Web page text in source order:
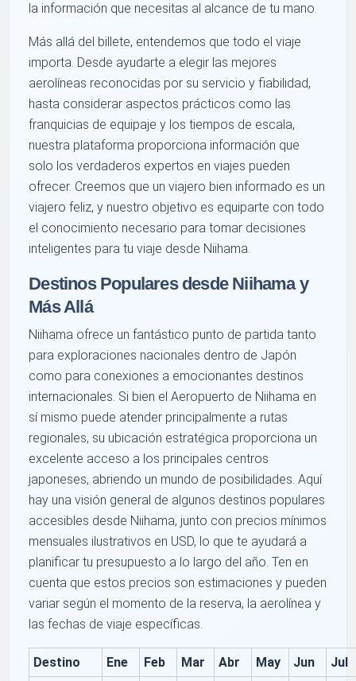
la información que necesitas al alcance de tu mano.
Más allá del billete, entendemos que todo el viaje
importa. Desde ayudarte a elegir las mejores
aerolíneas reconocidas por su servicio y fiabilidad,
hasta considerar aspectos prácticos como las
franquicias de equipaje y los tiempos de escala,
nuestra plataforma proporciona información que
solo los verdaderos expertos en viajes pueden
ofrecer. Creemos que un viajero bien informado es un
viajero feliz, y nuestro objetivo es equiparte con todo
el conocimiento necesario para tomar decisiones
inteligentes para tu viaje desde Niihama.
Destinos Populares desde Niihama y
Más Allá
Niihama ofrece un fantástico punto de partida tanto
para exploraciones nacionales dentro de Japón
como para conexiones a emocionantes destinos
internacionales. Si bien el Aeropuerto de Niihama en
sí mismo puede atender principalmente a rutas
regionales, su ubicación estratégica proporciona un
excelente acceso a los principales centros
japoneses, abriendo un mundo de posibilidades. Aquí
hay una visión general de algunos destinos populares
accesibles desde Niihama, junto con precios mínimos
mensuales ilustrativos en USD, lo que te ayudará a
planificar tu presupuesto a lo largo del año. Ten en
cuenta que estos precios son estimaciones y pueden
variar según el momento de la reserva, la aerolínea y
las fechas de viaje específicas.
Destino Ene Feb Mar Abr May Jun
Jul